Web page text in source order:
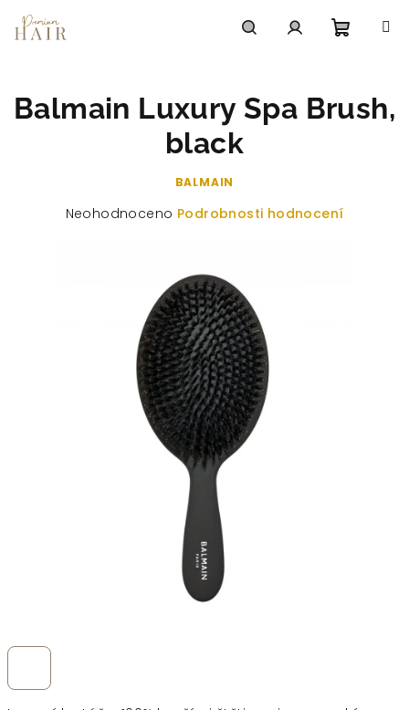
na
obsah
košík
Balmain Luxury Spa Brush,
black
BALMAIN
Průměrné
Neohodnoceno Podrobnosti hodnocení